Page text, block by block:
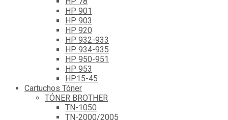
HP 901
HP 903
HP 920
HP 932-933
HP 934-935
HP 950-951
HP 953
HP15-45
Cartuchos Tóner
TÓNER BROTHER
TN-1050
TN-2000/2005